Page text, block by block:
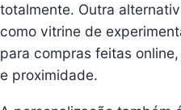
totalmente. Outra
como vitrine de
para compras feitas
e proximidade.